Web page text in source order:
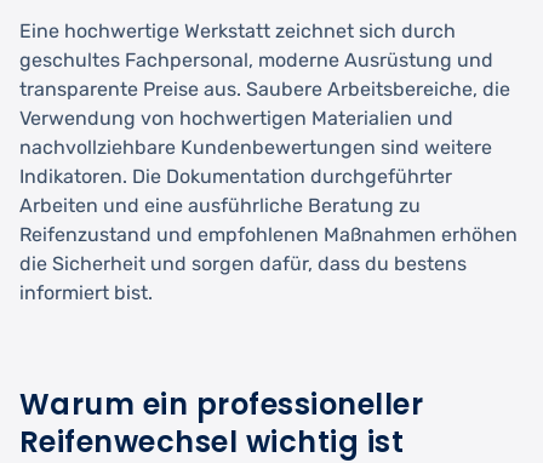
Eine hochwertige Werkstatt zeichnet sich durch
geschultes Fachpersonal, moderne Ausrüstung und
transparente Preise aus. Saubere Arbeitsbereiche, die
Verwendung von hochwertigen Materialien und
nachvollziehbare Kundenbewertungen sind weitere
Indikatoren. Die Dokumentation durchgeführter
Arbeiten und eine ausführliche Beratung zu
Reifenzustand und empfohlenen Maßnahmen erhöhen
die Sicherheit und sorgen dafür, dass du bestens
informiert bist.
Warum ein professioneller
Reifenwechsel wichtig ist